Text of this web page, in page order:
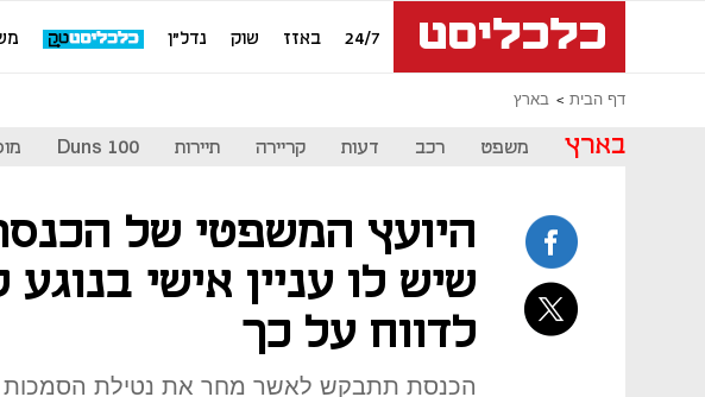
24/7 באזז שוק נדל"ן
דף הבית בארץ
בארץ משפט רכב דעות קריירה תיירות Duns 100
היועץ המשפטי של
שיש לו עניין אישי
לדווח על כך
הכנסת תתבקש לאשר מחר את נטילת